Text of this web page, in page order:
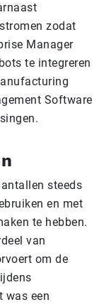
zodat
Manager
te integreren
Software
steeds
en met
te hebben.
van
om de
was een